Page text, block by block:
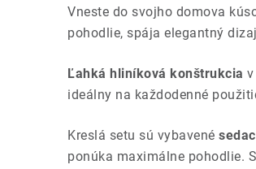
Vneste do svojho domova
pohodlie, spája elegantný
Ľahká hliníková konštrukcia
ideálny na každodenné
Kreslá setu sú vybavené
ponúka maximálne pohodlie.